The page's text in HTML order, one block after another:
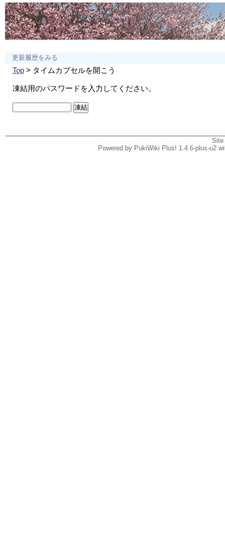
更新履歴をみる
Top> タイムカプセルを開こう
凍結用のパスワードを入力してください。
Powered by PukiWiki Plus! 1.4.6-plus-u2